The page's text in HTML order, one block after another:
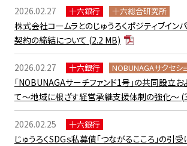
2026.02.27 十六銀行 十六総合研究所
株式会社コームラとのじゅうろくポジティブイン
契約の締結について (2.2 MB)
2026.02.27 十六銀行 NOBUNAGAサクセシ
「NOBUNAGAサーチファンド1号」の共同設立
て～地域に根ざす経営承継支援体制の強化～
2026.02.25 十六銀行
じゅうろくSDGｓ私募債「つながるこころ」の引